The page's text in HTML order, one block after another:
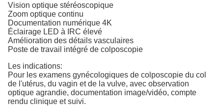
Vision optique stéréoscopique
Zoom optique continu
Documentation numérique 4K
Éclairage LED à IRC élevé
Amélioration des détails vasculaires
Poste de travail intégré de colposcopie
Les indications:
Pour les examens gynécologiques de colposcopie du col
de l'utérus, du vagin et de la vulve, avec observation
optique agrandie, documentation image/vidéo, compte
rendu clinique et suivi.